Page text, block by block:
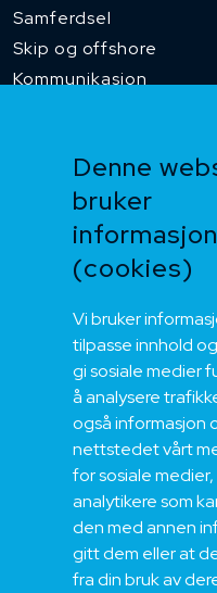
Denne
bruker
(cookies)
Vi bruker
tilpasse innhold
gi sosiale medier
å analysere
også informasjon
nettstedet vårt
for sosiale
analytikere som
den med annen
gitt dem eller at
fra din bruk av
Samferdsel
Skip og offshore
Kommunikasjon
Om oss
Bærekraft og Åpenhet
Jobb hos oss
Sertifiseringer